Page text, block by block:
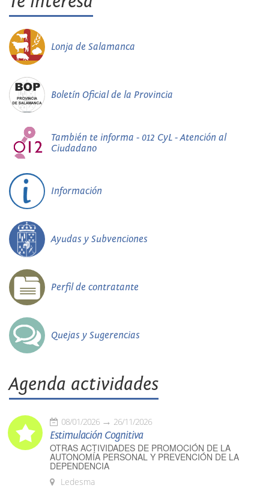
Lonja de Salamanca
Boletín Oficial de la Provincia
También te informa - 012 CyL - Atención al
Ciudadano
Información
Ayudas y Subvenciones
Perfil de contratante
Quejas y Sugerencias
Agenda actividades
08/01/2026 26/11/2026
Estimulación Cognitiva
OTRAS ACTIVIDADES DE PROMOCIÓN DE LA
AUTONOMÍA PERSONAL Y PREVENCIÓN DE LA
DEPENDENCIA
Ledesma